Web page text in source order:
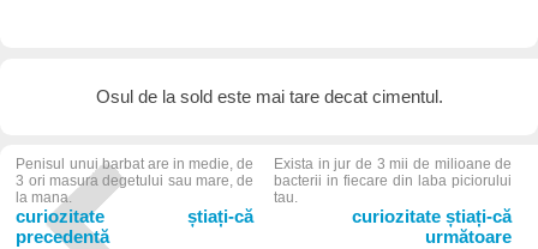
Osul de la sold este mai tare decat cimentul.
Penisul unui barbat are in medie, de
3 ori masura degetului sau mare, de
la mana.
curiozitate știați-că
precedentă
Exista in jur de 3 mii de milioane de
bacterii in fiecare din laba piciorului
tau.
curiozitate știați-că
următoare